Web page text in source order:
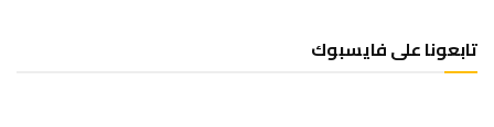
تابعونا على فايسبوك